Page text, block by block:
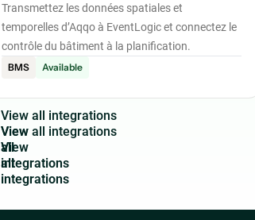
Transmettez les données spatiales et
temporelles d’Aqqo à EventLogic et connectez le
contrôle du bâtiment à la planification.
BMS
Available
View all integrations
View
all
integrations